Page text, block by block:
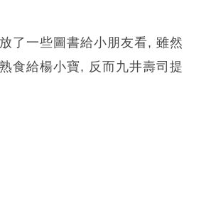
了一些圖書給小朋友看, 雖然
食給楊小寶, 反而九井壽司提